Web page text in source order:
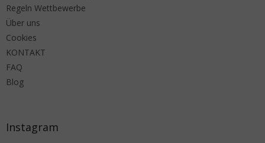
Regeln Wettbewerbe
Über uns
Cookies
KONTAKT
FAQ
Blog
Instagram